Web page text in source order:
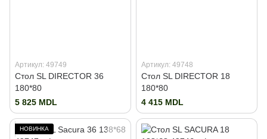
Артикул: 49749
Стол SL DIRECTOR 36
180*80
5 825 MDL
Артикул: 49748
Стол SL DIRECTOR 18
180*80
4 415 MDL
НОВИНКА